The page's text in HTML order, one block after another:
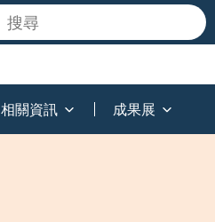
相關資訊 成果展